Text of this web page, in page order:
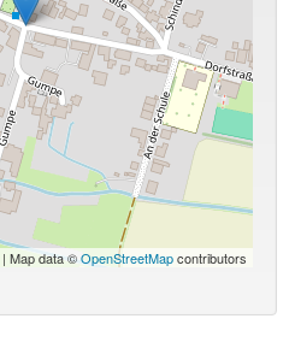
| Map data ©OpenStreetMapcontributors